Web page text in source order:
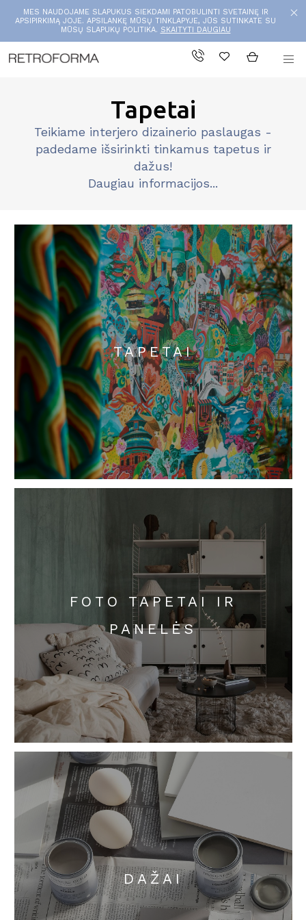
MES NAUDOJAME SLAPUKUS SIEKDAMI PATOBULINTI SVETAINĘ IR
APSIPIRKIMĄ JOJE. APSILANKĘ MŪSŲ TINKLAPYJE, JŪS SUTINKATE SU
MŪSŲ SLAPUKŲ POLITIKA. SKAITYTI DAUGIAU
Tapetai
Teikiame interjero dizainerio paslaugas -
padedame išsirinkti tinkamus tapetus ir
dažus!
Daugiau informacijos...
TAPETAI
FOTO TAPETAI IR
PANELĖS
DAŽAI